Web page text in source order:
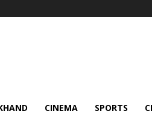
CINEMA SPORTS